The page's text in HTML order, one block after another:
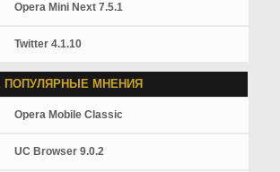
Opera Mini Next 7.5.1
Twitter 4.1.10
МНЕНИЯ
Opera Mobile Classic
UC Browser 9.0.2